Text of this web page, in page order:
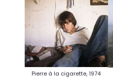
Pierre à la cigarette, 1974